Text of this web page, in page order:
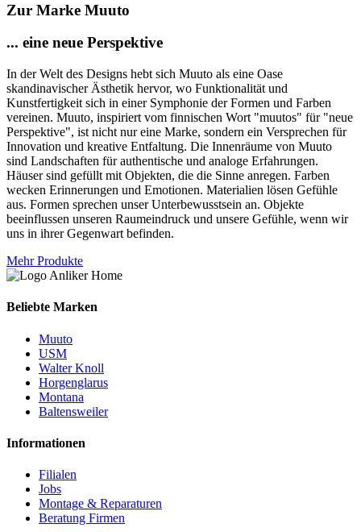
Zur Marke Muuto
... eine neue Perspektive
In der Welt des Designs hebt sich Muuto als eine Oase
skandinavischer Ästhetik hervor, wo Funktionalität und
Kunstfertigkeit sich in einer Symphonie der Formen und Farben
vereinen. Muuto, inspiriert vom finnischen Wort "muutos" für "neue
Perspektive", ist nicht nur eine Marke, sondern ein Versprechen für
Innovation und kreative Entfaltung. Die Innenräume von Muuto
sind Landschaften für authentische und analoge Erfahrungen.
Häuser sind gefüllt mit Objekten, die die Sinne anregen. Farben
wecken Erinnerungen und Emotionen. Materialien lösen Gefühle
aus. Formen sprechen unser Unterbewusstsein an. Objekte
beeinflussen unseren Raumeindruck und unsere Gefühle, wenn wir
uns in ihrer Gegenwart befinden.
Mehr Produkte
Beliebte Marken
Muuto
USM
Walter Knoll
Horgenglarus
Montana
Baltensweiler
Informationen
Filialen
Jobs
Montage & Reparaturen
Beratung Firmen